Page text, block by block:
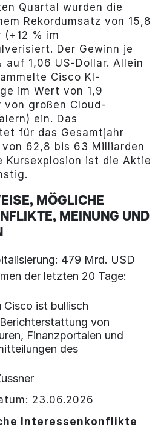
Quartal wurden die
Rekordumsatz von 15,8
(+12 % im
Der Gewinn je
auf 1,06 US-Dollar. Allein
Cisco KI-
im Wert von 1,9
von großen Cloud-
ein. Das
für das Gesamtjahr
62,8 bis 63 Milliarden
Kursexplosion ist die Aktie
MÖGLICHE
MEINUNG UND
479 Mrd. USD
der letzten 20 Tage:
Cisco ist bullisch
von
Finanzportalen und
des
23.06.2026
Interessenkonflikte